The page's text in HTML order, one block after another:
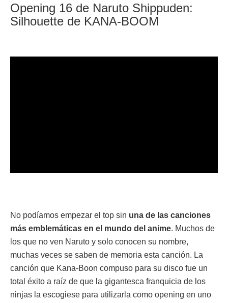
Opening 16 de Naruto Shippuden:
Silhouette de KANA-BOOM
No podíamos empezar el top sin una de las canciones
más emblemáticas en el mundo del anime. Muchos de
los que no ven Naruto y solo conocen su nombre,
muchas veces se saben de memoria esta canción. La
canción que Kana-Boon compuso para su disco fue un
total éxito a raíz de que la gigantesca franquicia de los
ninjas la escogiese para utilizarla como opening en uno